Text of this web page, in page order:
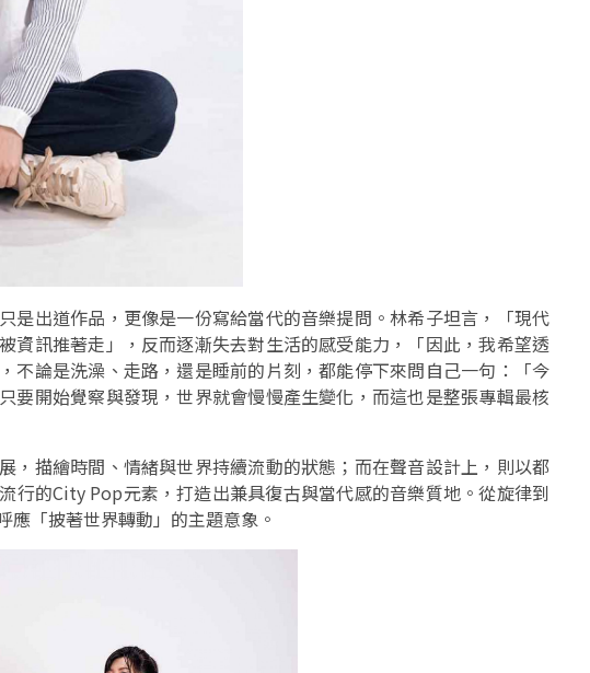
是出道作品，更像是一份寫給當代的音樂提問。林希子坦言，「現代
資訊推著走」，反而逐漸失去對生活的感受能力，「因此，我希望透
不論是洗澡、走路，還是睡前的片刻，都能停下來問自己一句：「今
要開始覺察與發現，世界就會慢慢產生變化，而這也是整張專輯最核
，描繪時間、情緒與世界持續流動的狀態；而在聲音設計上，則以都
行的City Pop元素，打造出兼具復古與當代感的音樂質地。從旋律到
應「披著世界轉動」的主題意象。